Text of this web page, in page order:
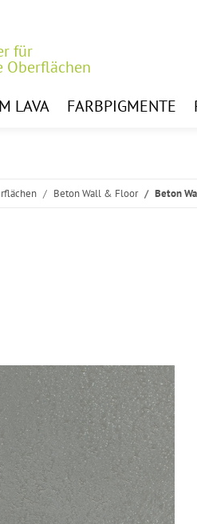
für
Oberflächen
LAVA FARBPIGMENTE
Beton Wall & Floor Beton